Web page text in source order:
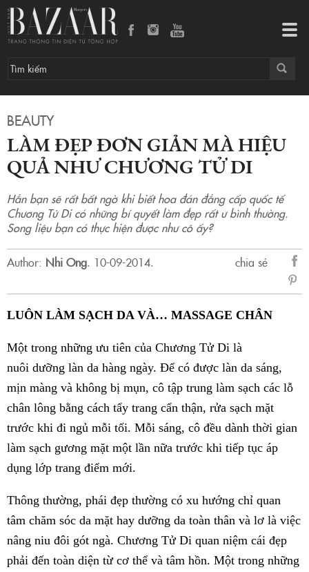
BEAUTY
LÀM ĐẸP ĐƠN GIẢN MÀ HIỆU
QUẢ NHƯ CHƯƠNG TỬ DI
Hẳn bạn sẽ rất bất ngờ khi biết hoa đán đẳng cấp quốc tế
Chương Tử Di có những bí quyết làm đẹp rất ư bình thường.
Song liệu bạn có thực hiện được như cô ấy?
Author: Nhi Ong. 10-09-2014.
chia sẻ
sẻ
LUÔN LÀM SẠCH DA VÀ… MASSAGE CHÂN
Một trong những ưu tiên của Chương Tử Di là
nuôi dưỡng làn da hàng ngày. Để có được làn da sáng,
mịn màng và không bị mụn, cô tập trung làm sạch các lỗ
chân lông bằng cách tẩy trang cẩn thận, rửa sạch mặt
trước khi đi ngủ mỗi tối. Mỗi sáng, cô đều dành thời gian
làm sạch gương mặt một lần nữa trước khi tiếp tục áp
dụng lớp trang điểm mới.
Thông thường, phái đẹp thường có xu hướng chỉ quan
tâm chăm sóc da mặt hay dưỡng da toàn thân và lơ là việc
nâng niu đôi gót ngà. Chương Tử Di quan niệm cái đẹp
phải đến toàn diện từ cơ thể và tâm hồn. Một trong những
Làm đẹp đơn giản mà hiệu quả như Chương Tử Di